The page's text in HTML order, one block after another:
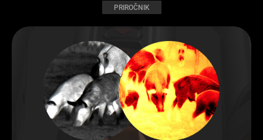
PRIROČNIK